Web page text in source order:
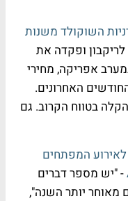
השוקולד משנות
ופקדה את
אפריקה, מחירי
זינקו פי שלושה במהלך 12 החודשים האחרונים.
בטווח הקרוב. גם
המפתחים
- "יש מספר דברים
מאוחר יותר השנה",